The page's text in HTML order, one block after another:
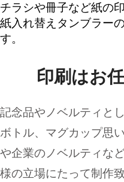
チラシや冊子など紙の
紙入れ替えタンブラー
す。
印刷はお
記念品やノベルティと
ボトル、マグカップ思
や企業のノベルティな
様の立場にたって制作